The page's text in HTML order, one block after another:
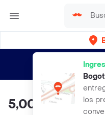
los
envíos
5,000 Puff